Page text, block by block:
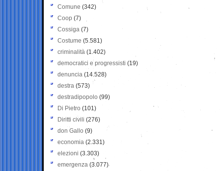
Comune (342)
Coop (7)
Cossiga (7)
Costume (5.581)
criminalità (1.402)
democratici e progressisti (19)
denuncia (14.528)
destra (573)
destradipopolo (99)
Di Pietro (101)
Diritti civili (276)
don Gallo (9)
economia (2.331)
elezioni (3.303)
emergenza (3.077)